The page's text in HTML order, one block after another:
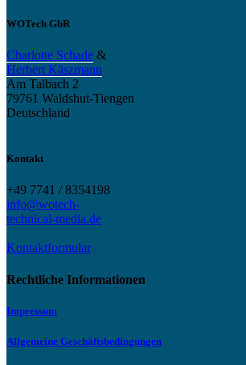
WOTech GbR
Charlotte Schade &
Herbert Käszmann
Am Talbach 2
79761 Waldshut-Tiengen
Deutschland
Kontakt
+49 7741 / 8354198
info@wotech-
technical-media.de
Kontaktformular
Rechtliche Informationen
Impressum
Allgemeine Geschäftsbedingungen